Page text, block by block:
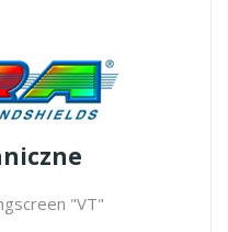
"VT"